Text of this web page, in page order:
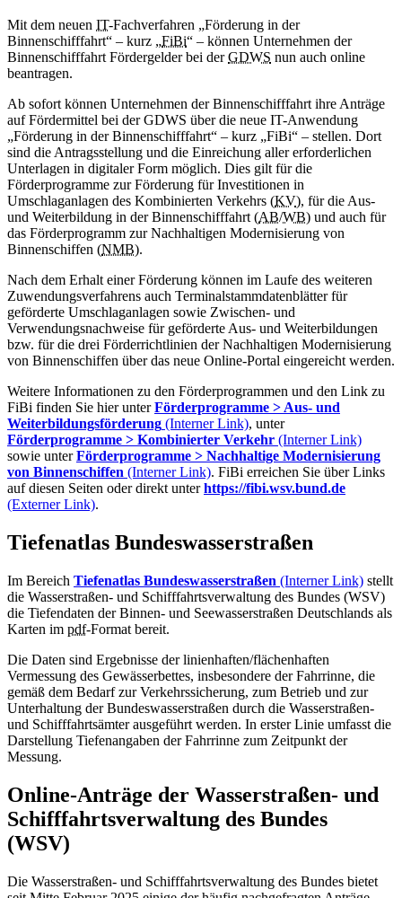
Mit dem neuen IT-Fachverfahren „Förderung in der
Binnenschifffahrt“ – kurz „FiBi“ – können Unternehmen der
Binnenschifffahrt Fördergelder bei derGDWS nun auch online
beantragen.
Ab sofort können Unternehmen der Binnenschifffahrt ihre Anträge
auf Fördermittel bei der GDWS über die neue IT-Anwendung
„Förderung in der Binnenschifffahrt“ – kurz „FiBi“ – stellen. Dort
sind die Antragsstellung und die Einreichung aller erforderlichen
Unterlagen in digitaler Form möglich. Dies gilt für die
Förderprogramme zur Förderung für Investitionen in
Umschlaganlagen des Kombinierten Verkehrs (KV), für die Aus-
und Weiterbildung in der Binnenschifffahrt (AB/WB) und auch für
das Förderprogramm zur Nachhaltigen Modernisierung von
Binnenschiffen (NMB).
Nach dem Erhalt einer Förderung können im Laufe des weiteren
Zuwendungsverfahrens auch Terminalstammdatenblätter für
geförderte Umschlaganlagen sowie Zwischen- und
Verwendungsnachweise für geförderte Aus- und Weiterbildungen
bzw. für die drei Förderrichtlinien der Nachhaltigen Modernisierung
von Binnenschiffen über das neue Online-Portal eingereicht werden.
Weitere Informationen zu den Förderprogrammen und den Link zu
FiBi finden Sie hier unterFörderprogramme > Aus- und
Weiterbildungsförderung (Interner Link), unter
Förderprogramme > Kombinierter Verkehr (Interner Link)
sowie unterFörderprogramme > Nachhaltige Modernisierung
von Binnenschiffen (Interner Link). FiBi erreichen Sie über Links
auf diesen Seiten oder direkt unterhttps://fibi.wsv.bund.de
(Externer Link).
Tiefenatlas Bundeswasserstraßen
Im Bereich Tiefenatlas Bundeswasserstraßen (Interner Link) stellt
die Wasserstraßen- und Schifffahrtsverwaltung des Bundes (WSV)
die Tiefendaten der Binnen- und Seewasserstraßen Deutschlands als
Karten im pdf-Format bereit.
Die Daten sind Ergebnisse der linienhaften/flächenhaften
Vermessung des Gewässerbettes, insbesondere der Fahrrinne, die
gemäß dem Bedarf zur Verkehrssicherung, zum Betrieb und zur
Unterhaltung der Bundeswasserstraßen durch die Wasserstraßen-
und Schifffahrtsämter ausgeführt werden. In erster Linie umfasst die
Darstellung Tiefenangaben der Fahrrinne zum Zeitpunkt der
Messung.
Online-Anträge der Wasserstraßen- und
Schifffahrtsverwaltung des Bundes
(WSV)
Die Wasserstraßen- und Schifffahrtsverwaltung des Bundes bietet